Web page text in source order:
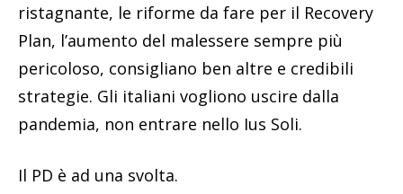
ristagnante, le riforme da fare per il Recovery
Plan, l’aumento del malessere sempre più
pericoloso, consigliano ben altre e credibili
strategie. Gli italiani vogliono uscire dalla
pandemia, non entrare nello Ius Soli.
Il PD è ad una svolta.